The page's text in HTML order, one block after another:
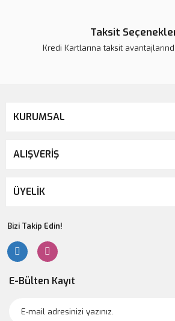
Taksit
Kredi Kartlarına taksit
KURUMSAL
ALIŞVERİŞ
ÜYELİK
Bizi Takip Edin!
E-Bülten Kayıt